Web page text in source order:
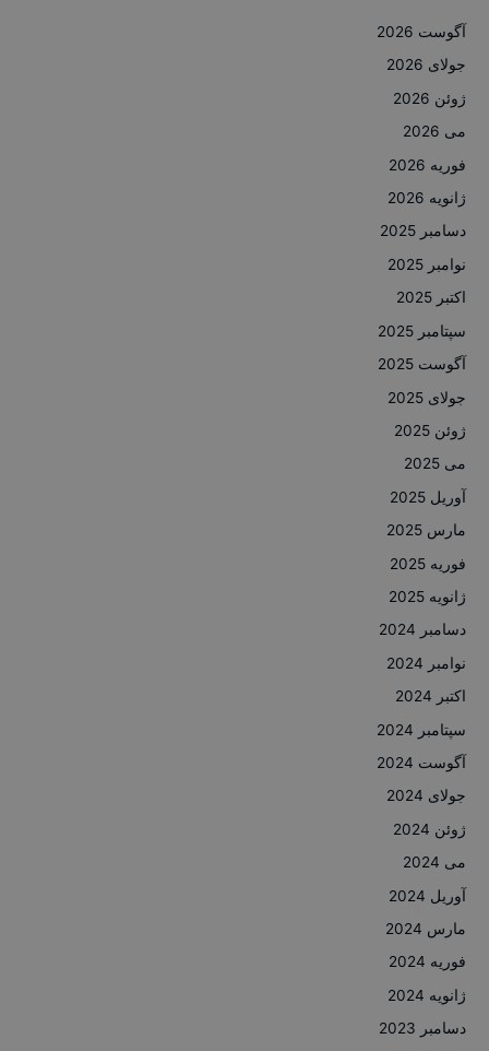
آگوست 2026
جولای 2026
ژوئن 2026
می 2026
فوریه 2026
ژانویه 2026
دسامبر 2025
نوامبر 2025
اکتبر 2025
سپتامبر 2025
آگوست 2025
جولای 2025
ژوئن 2025
می 2025
آوریل 2025
مارس 2025
فوریه 2025
ژانویه 2025
دسامبر 2024
نوامبر 2024
اکتبر 2024
سپتامبر 2024
آگوست 2024
جولای 2024
ژوئن 2024
می 2024
آوریل 2024
مارس 2024
فوریه 2024
ژانویه 2024
دسامبر 2023